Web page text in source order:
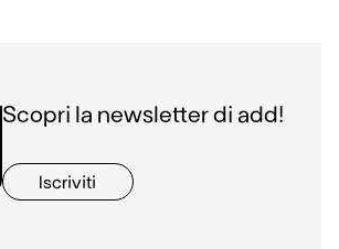
Scopri la newsletter di add!
Iscriviti